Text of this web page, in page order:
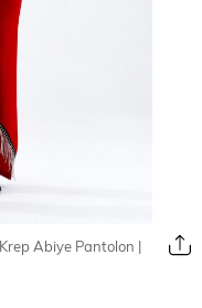
Abiye Pantolon |